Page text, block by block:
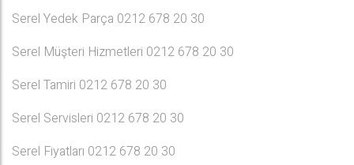
Serel Yedek Parça 0212 678 20 30
Serel Müşteri Hizmetleri 0212 678 20 30
Serel Tamiri 0212 678 20 30
Serel Servisleri 0212 678 20 30
Serel Fiyatları 0212 678 20 30